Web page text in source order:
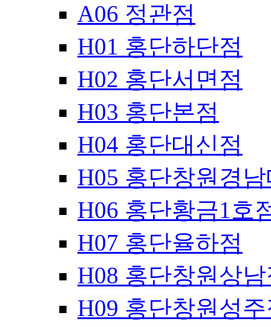
A06 정관점
H01 홍단하단점
H02 홍단서면점
H03 홍단본점
H04 홍단대신점
H05 홍단창원경
H06 홍단황금1호
H07 홍단율하점
H08 홍단창원상
H09 홍단창원성